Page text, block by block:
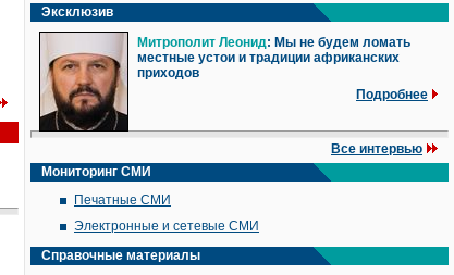
Эксклюзив
Митрополит Леонид: Мы не будем ломать
местные устои и традиции африканских
приходов
Подробнее
Все интервью
Мониторинг СМИ
Печатные СМИ
Электронные и сетевые СМИ
Справочные материалы